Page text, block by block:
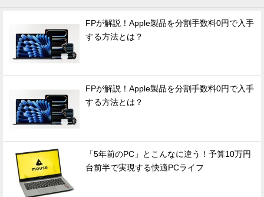
FPが解説！Apple製品を分割手数料0円で入手
する方法とは？
FPが解説！Apple製品を分割手数料0円で入手
する方法とは？
「5年前のPC」とこんなに違う！予算10万円
台前半で実現する快適PCライフ